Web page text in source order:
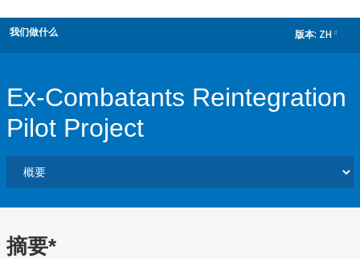
我们做什么 版本: ZH
Ex-Combatants Reintegration
Pilot Project
摘要*